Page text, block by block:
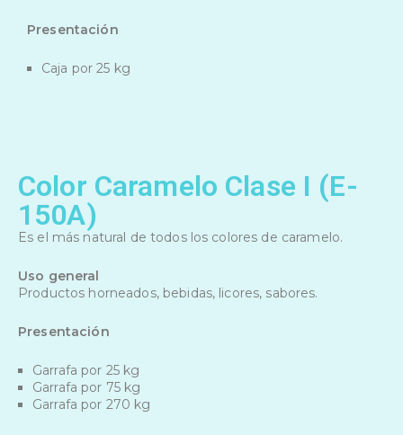
Presentación
Caja por 25 kg
Color Caramelo Clase I (E-
150A)
Es el más natural de todos los colores de caramelo.
Uso general
Productos horneados, bebidas, licores, sabores.
Presentación
Garrafa por 25 kg
Garrafa por 75 kg
Garrafa por 270 kg